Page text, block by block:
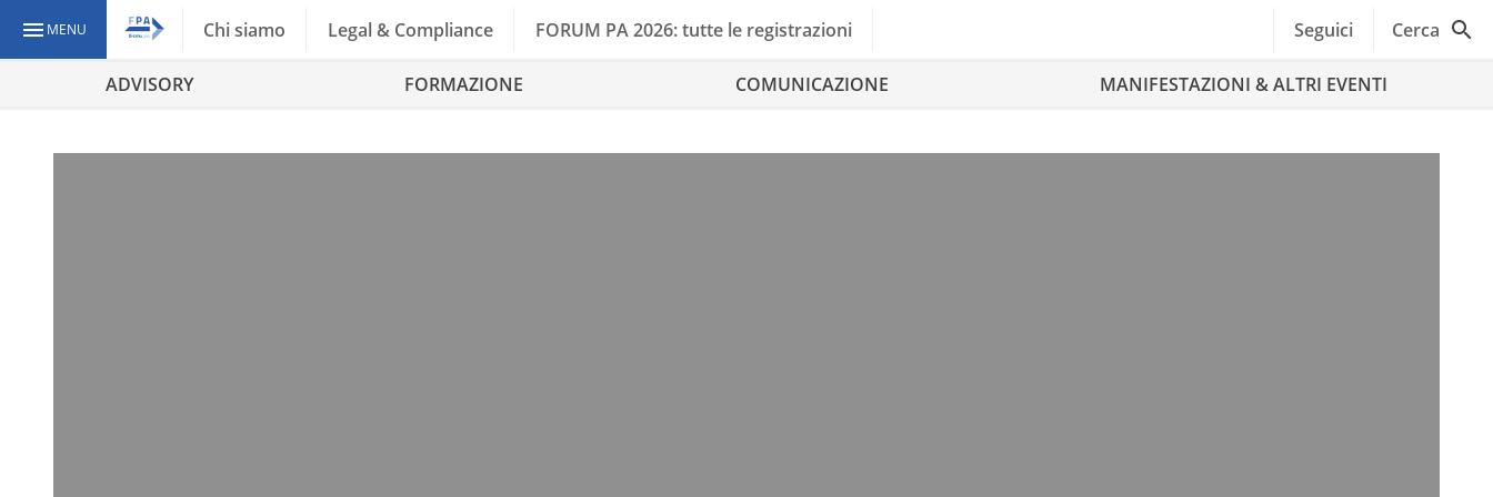
MENU Chi siamo Legal & Compliance FORUM PA 2026: tutte le registrazioni Seguici Cerca
ADVISORY FORMAZIONE COMUNICAZIONE MANIFESTAZIONI & ALTRI EVENTI